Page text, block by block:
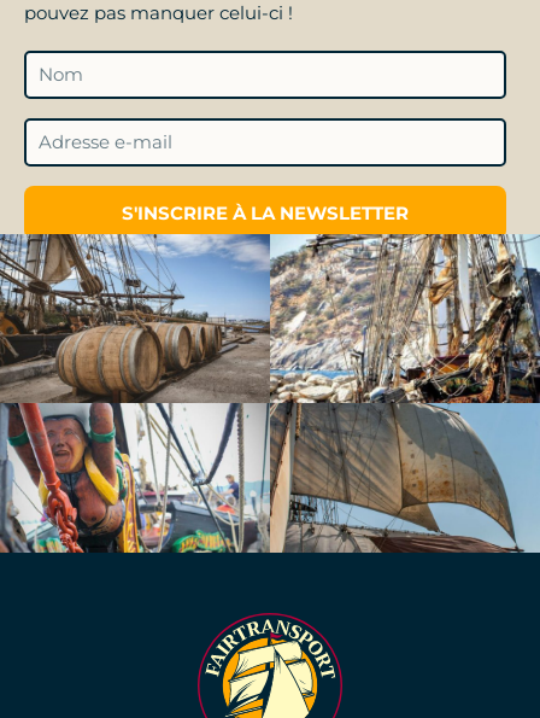
pouvez pas manquer celui-ci !
S'INSCRIRE À LA NEWSLETTER